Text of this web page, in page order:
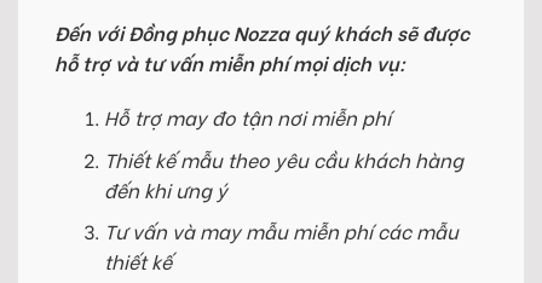
Đến với Đồng phục Nozza quý khách sẽ được
hỗ trợ và tư vấn miễn phí mọi dịch vụ:
Hỗ trợ may đo tận nơi miễn phí
Thiết kế mẫu theo yêu cầu khách hàng
đến khi ưng ý
Tư vấn và may mẫu miễn phí các mẫu
thiết kế